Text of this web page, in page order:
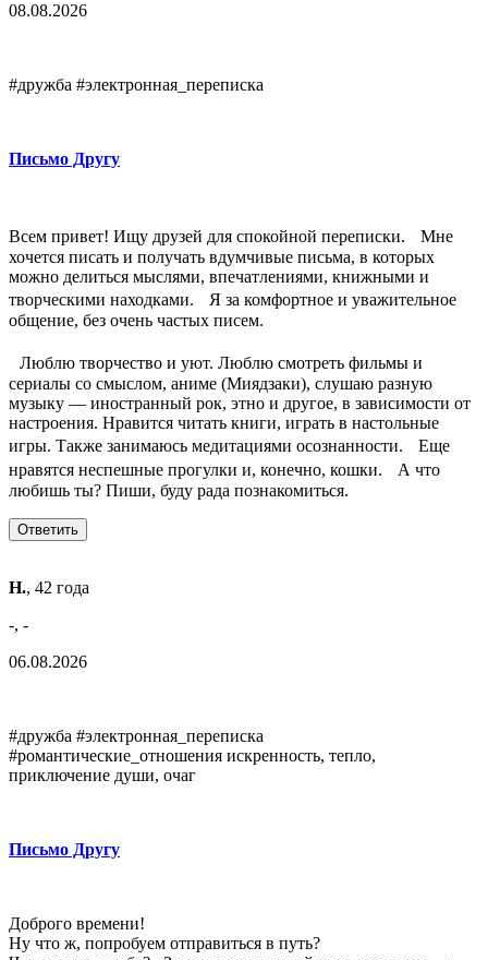
08.08.2026
#дружба #электронная_переписка
Письмо Другу
Всем привет! Ищу друзей для спокойной переписки. Мне
хочется писать и получать вдумчивые письма, в которых
можно делиться мыслями, впечатлениями, книжными и
творческими находками. Я за комфортное и уважительное
общение, без очень частых писем.
Люблю творчество и уют. Люблю смотреть фильмы и
сериалы со смыслом, аниме (Миядзаки), слушаю разную
музыку — иностранный рок, этно и другое, в зависимости от
настроения. Нравится читать книги, играть в настольные
игры. Также занимаюсь медитациями осознанности. Еще
нравятся неспешные прогулки и, конечно, кошки. А что
любишь ты? Пиши, буду рада познакомиться.
Н., 42 года
-, -
06.08.2026
#дружба #электронная_переписка
#романтические_отношения искренность, тепло,
приключение души, очаг
Письмо Другу
Доброго времени!
Ну что ж, попробуем отправиться в путь?